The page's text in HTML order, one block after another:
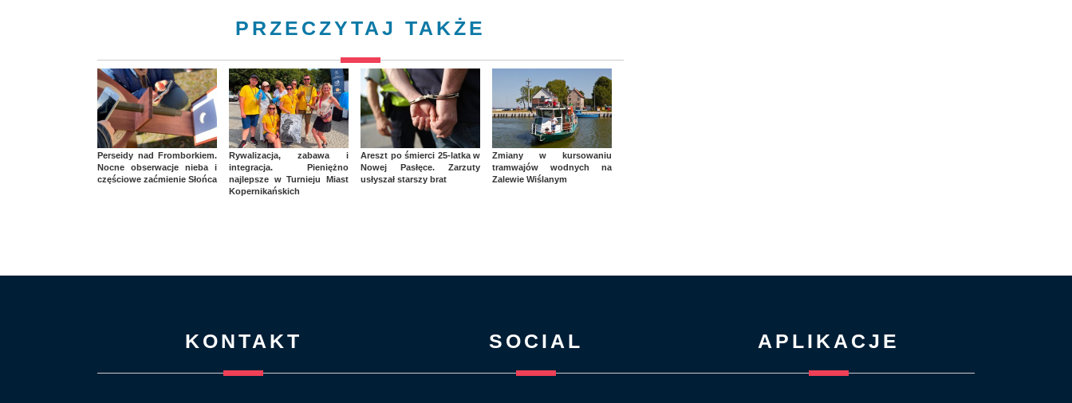
PRZECZYTAJ TAKŻE
Perseidy nad Fromborkiem.
Nocne obserwacje nieba i
częściowe zaćmienie Słońca
Rywalizacja, zabawa i
integracja. Pieniężno
najlepsze w Turnieju Miast
Kopernikańskich
Areszt po śmierci 25-latka w
Nowej Pasłęce. Zarzuty
usłyszał starszy brat
Zmiany w kursowaniu
tramwajów wodnych na
Zalewie Wiślanym
KONTAKT SOCIAL APLIKACJE